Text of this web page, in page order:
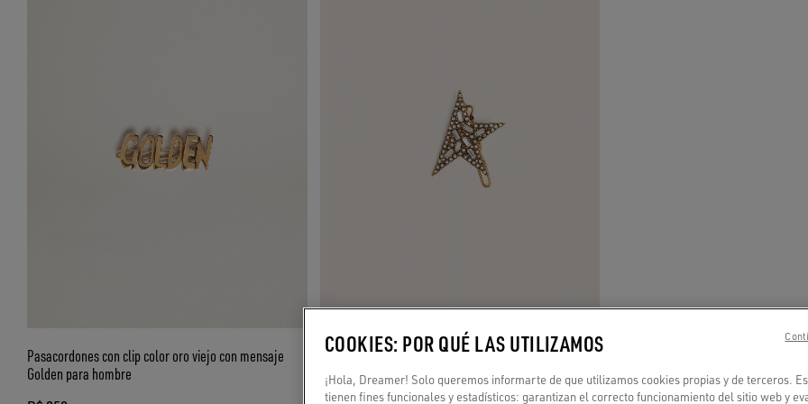
Pasacordones con clip color oro viejo con mensaje
Golden para hombre
Pasacordones con clip de estrella en color oro viejo
R$ 1.050
COOKIES: POR QUÉ LAS UTILIZAMOS
¡Hola, Dreamer! Solo queremos informarte de que utilizamos cookies propias y de terceros.
tienen fines funcionales y estadísticos: garantizan el correcto funcionamiento del sitio web y